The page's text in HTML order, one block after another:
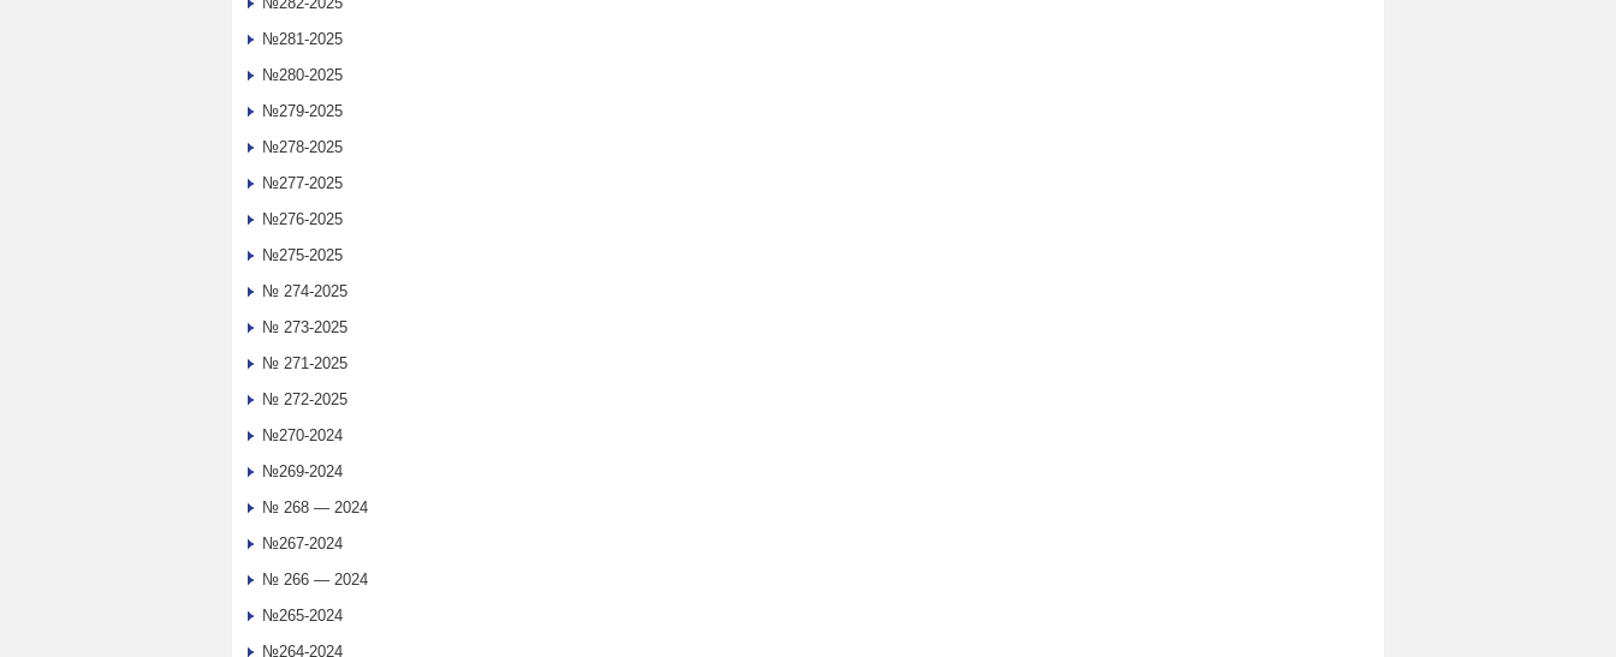
№281-2025
№280-2025
№279-2025
№278-2025
№277-2025
№276-2025
№275-2025
№ 274-2025
№ 273-2025
№ 271-2025
№ 272-2025
№270-2024
№269-2024
№ 268 — 2024
№267-2024
№ 266 — 2024
№265-2024
№264-2024